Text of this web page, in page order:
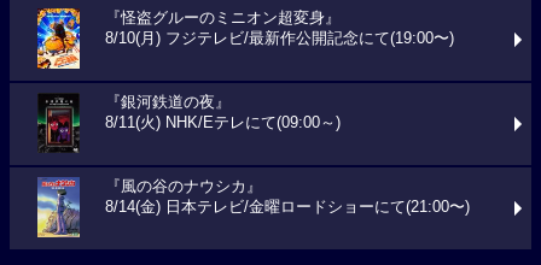
『怪盗グルーのミニオン超変身』
8/10(月) フジテレビ/最新作公開記念にて(19:00〜)
『銀河鉄道の夜』
8/11(火) NHK/Eテレにて(09:00～)
『風の谷のナウシカ』
8/14(金) 日本テレビ/金曜ロードショーにて(21:00〜)